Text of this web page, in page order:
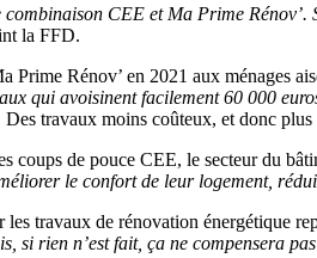
CEE et Ma Prime
la FFD.
Prime Rénov’ en 2021 aux ménages
qui avoisinent facilement 60 000
Des travaux moins coûteux, et donc plus
coups de pouce CEE, le secteur du
le confort de leur logement,
travaux de rénovation énergétique
si rien n’est fait, ça ne compensera